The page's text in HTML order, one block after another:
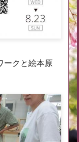
クと絵本原